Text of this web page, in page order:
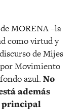
MORENA –la
como virtud y
de Mijes
Movimiento
azul. No
además
principal